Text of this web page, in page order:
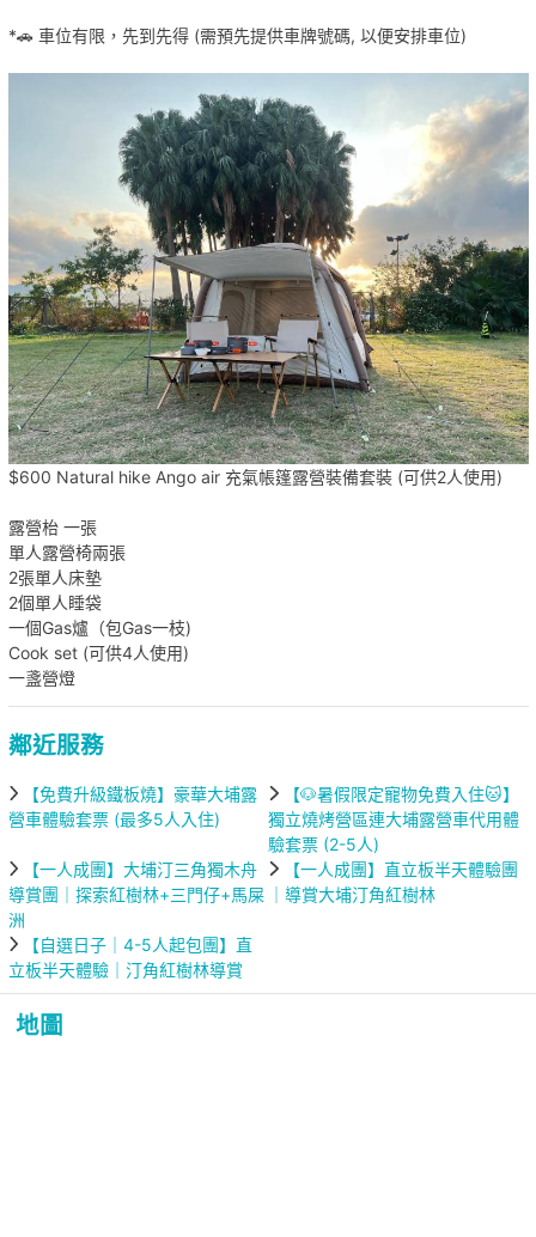
*🚗 車位有限，先到先得 (需預先提供車牌號碼, 以便安排車位)
$600 Natural hike Ango air 充氣帳篷露營裝備套裝 (可供2人使用)
露營枱 一張
單人露營椅兩張
2張單人床墊
2個單人睡袋
一個Gas爐（包Gas一枝)
Cook set (可供4人使用)
一盞營燈
鄰近服務
【免費升級鐵板燒】豪華大埔露
營車體驗套票 (最多5人入住)
【🐶暑假限定寵物免費入住🐱】
獨立燒烤營區連大埔露營車代用體
驗套票 (2-5人)
【一人成團】大埔汀三角獨木舟
導賞團｜探索紅樹林+三門仔+馬屎
洲
【一人成團】直立板半天體驗團
｜導賞大埔汀角紅樹林
【自選日子｜4-5人起包團】直
立板半天體驗｜汀角紅樹林導賞
地圖